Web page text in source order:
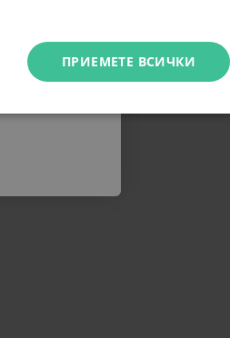
ПРИЕМЕТЕ ВСИЧКИ